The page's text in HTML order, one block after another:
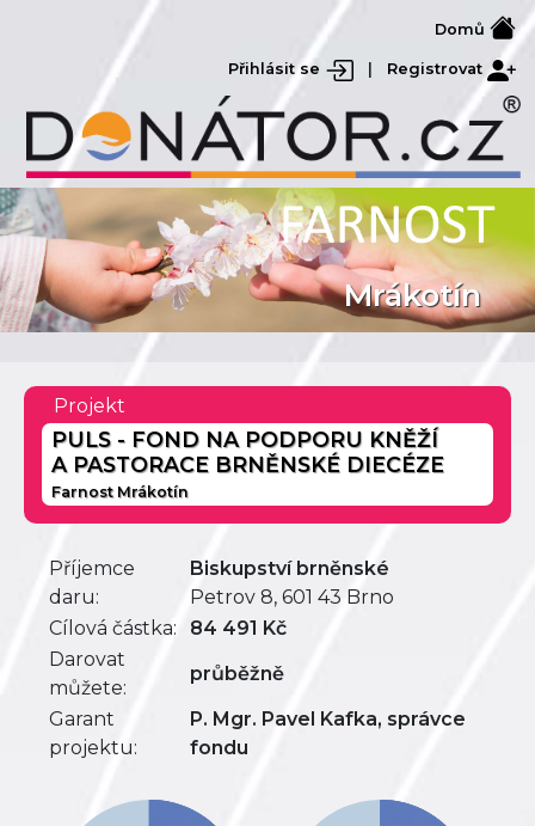
Domů
Přihlásit se Registrovat
Mrákotín
Projekt
PULS - FOND NA PODPORU KNĚŽÍ
A PASTORACE BRNĚNSKÉ DIECÉZE
Farnost Mrákotín
Příjemce
daru:
Biskupství brněnské
Petrov 8, 601 43 Brno
Cílová částka:
84 491 Kč
Darovat
můžete:
průběžně
Garant
projektu:
P. Mgr. Pavel Kafka, správce
fondu